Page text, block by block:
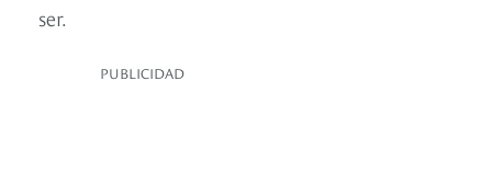
ser.
PUBLICIDAD